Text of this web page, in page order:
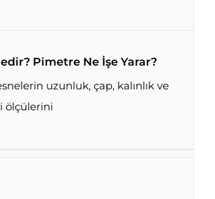
Nedir? Pimetre Ne İşe Yarar?
Pimetre Ne İşe Yarar?
uzunluk, çap, kalınlık ve
ölçülerini